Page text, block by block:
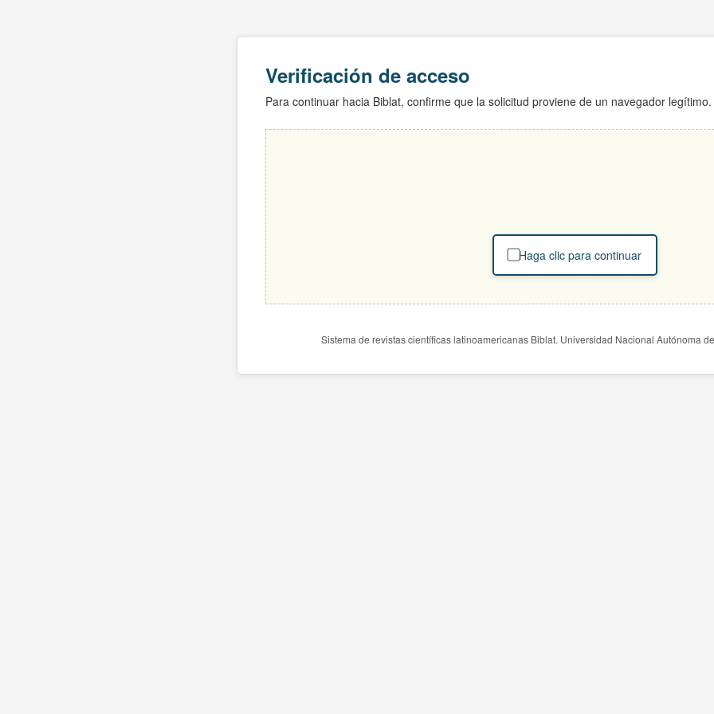
Verificación de acceso
Para continuar hacia Biblat, confirme que la solicitud proviene de un navegador legítimo.
Haga clic para continuar
Sistema de revistas científicas latinoamericanas Biblat. Universidad Nacional Autónoma